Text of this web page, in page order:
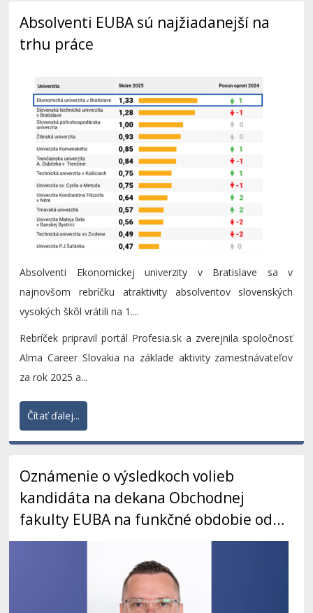
Absolventi EUBA sú najžiadanejší na
trhu práce
Absolventi Ekonomickej univerzity v Bratislave sa v
najnovšom rebríčku atraktivity absolventov slovenských
vysokých škôl vrátili na 1....
Rebríček pripravil portál Profesia.sk a zverejnila spoločnosť
Alma Career Slovakia na základe aktivity zamestnávateľov
za rok 2025 a...
Čítať ďalej...
Oznámenie o výsledkoch volieb
kandidáta na dekana Obchodnej
fakulty EUBA na funkčné obdobie od
01. 02. 2027 do 31. 01. 2031